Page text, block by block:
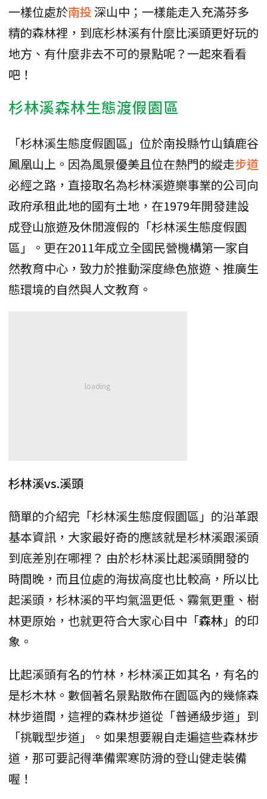
一樣位處於南投 深山中；一樣能走入充滿芬多
精的森林裡，到底杉林溪有什麼比溪頭更好玩的
地方、有什麼非去不可的景點呢？一起來看看
吧！
杉林溪森林生態渡假園區
「杉林溪生態度假園區」位於南投縣竹山鎮鹿谷
鳳凰山上。因為風景優美且位在熱門的縱走步道
必經之路，直接取名為杉林溪遊樂事業的公司向
政府承租此地的國有土地，在1979年開發建設
成登山旅遊及休閒渡假的「杉林溪生態度假園
區」。更在2011年成立全國民營機構第一家自
然教育中心，致力於推動深度綠色旅遊、推廣生
態環境的自然與人文教育。
杉林溪vs.溪頭
簡單的介紹完「杉林溪生態度假園區」的沿革跟
基本資訊，大家最好奇的應該就是杉林溪跟溪頭
到底差別在哪裡？ 由於杉林溪比起溪頭開發的
時間晚，而且位處的海拔高度也比較高，所以比
起溪頭，杉林溪的平均氣溫更低、霧氣更重、樹
林更原始，也就更符合大家心目中「森林 」的印
象。
比起溪頭有名的竹林，杉林溪正如其名，有名的
是杉木林。數個著名景點散佈在園區內的幾條森
林步道間，這裡的森林步道從「普通級步道」到
「挑戰型步道」。如果想要親自走遍這些森林步
道，那可要記得準備禦寒防滑的登山健走裝備
喔！